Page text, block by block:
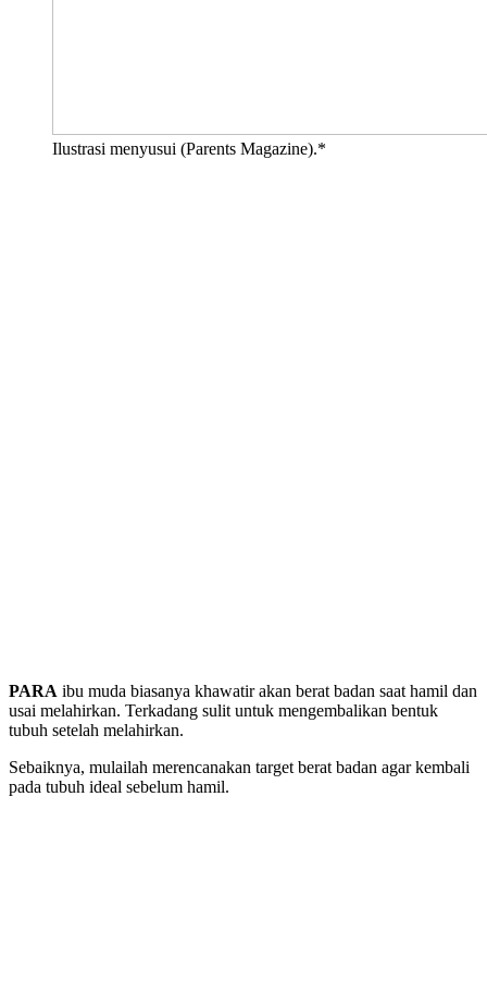
Ilustrasi menyusui (Parents Magazine).*
PARA ibu muda biasanya khawatir akan berat badan saat hamil dan
usai melahirkan. Terkadang sulit untuk mengembalikan bentuk
tubuh setelah melahirkan.
Sebaiknya, mulailah merencanakan target berat badan agar kembali
pada tubuh ideal sebelum hamil.